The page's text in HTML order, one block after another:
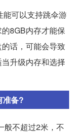
能可以支持跳伞游
8GB内存才能保
话，可能会导致
升级内存和选择
准备?
般不超过2米，不